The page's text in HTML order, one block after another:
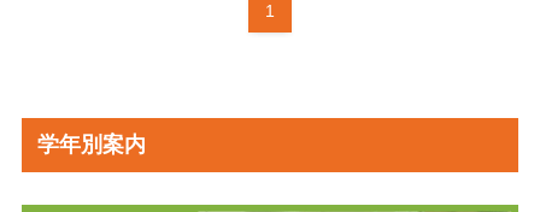
1
学年別案内